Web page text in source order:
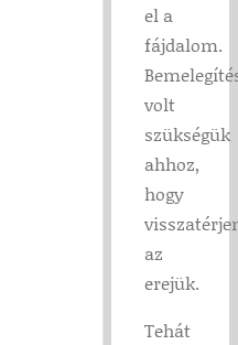
el a
fájdalom.
volt
szükségük
ahhoz,
hogy
az
erejük.
Tehát